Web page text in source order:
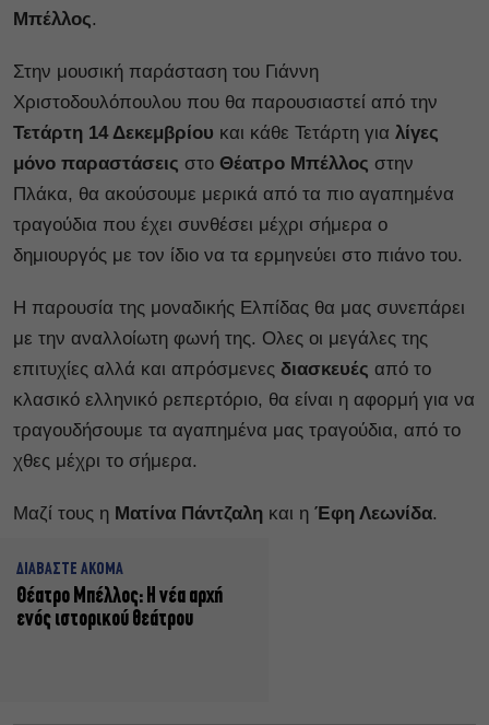
Μπέλλος.
Στην μουσική παράσταση του Γιάννη
Χριστοδουλόπουλου που θα παρουσιαστεί από την
Τετάρτη 14 Δεκεμβρίου και κάθε Τετάρτη για λίγες
μόνο παραστάσεις στο Θέατρο Μπέλλος στην
Πλάκα, θα ακούσουμε μερικά από τα πιο αγαπημένα
τραγούδια που έχει συνθέσει μέχρι σήμερα ο
δημιουργός με τον ίδιο να τα ερμηνεύει στο πιάνο του.
Η παρουσία της μοναδικής Ελπίδας θα μας συνεπάρει
με την αναλλοίωτη φωνή της. Ολες οι μεγάλες της
επιτυχίες αλλά και απρόσμενες διασκευές από το
κλασικό ελληνικό ρεπερτόριο, θα είναι η αφορμή για να
τραγουδήσουμε τα αγαπημένα μας τραγούδια, από το
χθες μέχρι το σήμερα.
Μαζί τους η Ματίνα Πάντζαλη και η Έφη Λεωνίδα.
ΔΙΑΒΑΣΤΕ ΑΚΟΜΑ
Θέατρο Μπέλλος: Η νέα αρχή
ενός ιστορικού θεάτρου